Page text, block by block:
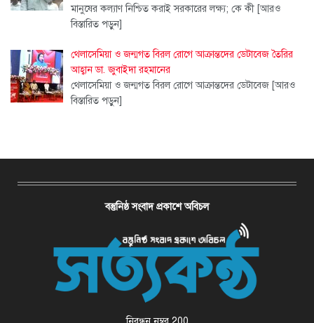
মানুষের কল্যাণ নিশ্চিত করাই সরকারের লক্ষ্য; কে কী [আরও
বিস্তারিত পড়ুন]
থেলাসেমিয়া ও জন্মগত বিরল রোগে আক্রান্তদের ডেটাবেজ তৈরির
আহ্বান ডা. জুবাইদা রহমানের
থেলাসেমিয়া ও জন্মগত বিরল রোগে আক্রান্তদের ডেটাবেজ [আরও
বিস্তারিত পড়ুন]
বস্তুনিষ্ঠ সংবাদ প্রকাশে অবিচল